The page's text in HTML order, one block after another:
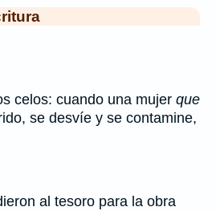
celos: cuando una mujer que
se desvíe y se contamine,
al tesoro para la obra